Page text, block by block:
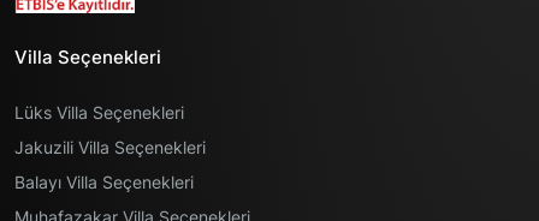
Villa Seçenekleri
Lüks Villa Seçenekleri
Jakuzili Villa Seçenekleri
Balayı Villa Seçenekleri